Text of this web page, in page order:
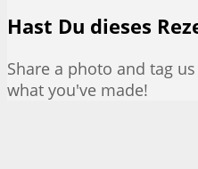
Hast Du dieses
Share a photo and tag
what you've made!